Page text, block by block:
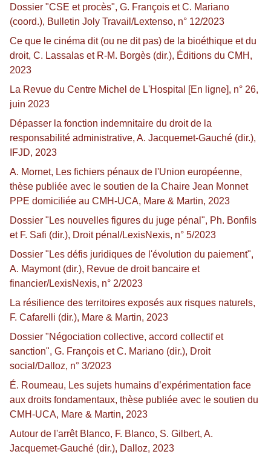
Dossier "CSE et procès", G. François et C. Mariano
(coord.), Bulletin Joly Travail/Lextenso, n° 12/2023
Ce que le cinéma dit (ou ne dit pas) de la bioéthique et du
droit, C. Lassalas et R-M. Borgès (dir.), Éditions du CMH,
2023
La Revue du Centre Michel de L'Hospital [En ligne], n° 26,
juin 2023
Dépasser la fonction indemnitaire du droit de la
responsabilité administrative, A. Jacquemet-Gauché (dir.),
IFJD, 2023
A. Mornet, Les fichiers pénaux de l'Union européenne,
thèse publiée avec le soutien de la Chaire Jean Monnet
PPE domiciliée au CMH-UCA, Mare & Martin, 2023
Dossier "Les nouvelles figures du juge pénal", Ph. Bonfils
et F. Safi (dir.), Droit pénal/LexisNexis, n° 5/2023
Dossier "Les défis juridiques de l'évolution du paiement",
A. Maymont (dir.), Revue de droit bancaire et
financier/LexisNexis, n° 2/2023
La résilience des territoires exposés aux risques naturels,
F. Cafarelli (dir.), Mare & Martin, 2023
Dossier "Négociation collective, accord collectif et
sanction", G. François et C. Mariano (dir.), Droit
social/Dalloz, n° 3/2023
É. Roumeau, Les sujets humains d’expérimentation face
aux droits fondamentaux, thèse publiée avec le soutien du
CMH-UCA, Mare & Martin, 2023
Autour de l'arrêt Blanco, F. Blanco, S. Gilbert, A.
Jacquemet-Gauché (dir.), Dalloz, 2023